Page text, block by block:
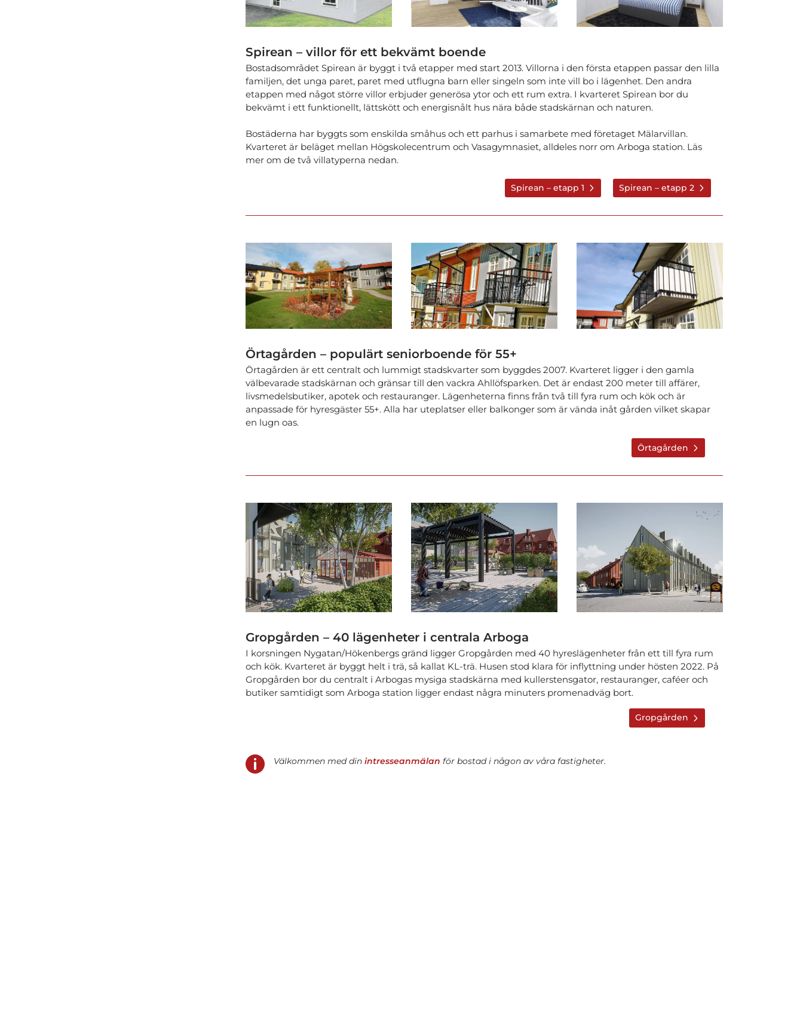
Spirean – villor för ett bekvämt boende
Bostadsområdet Spirean är byggt i två etapper med start 2013. Villorna i den första etappen passar den lilla
familjen, det unga paret, paret med utflugna barn eller singeln som inte vill bo i lägenhet. Den andra
etappen med något större villor erbjuder generösa ytor och ett rum extra. I kvarteret Spirean bor du
bekvämt i ett funktionellt, lättskött och energisnålt hus nära både stadskärnan och naturen.
Bostäderna har byggts som enskilda småhus och ett parhus i samarbete med företaget Mälarvillan.
Kvarteret är beläget mellan Högskolecentrum och Vasagymnasiet, alldeles norr om Arboga station. Läs
mer om de två villatyperna nedan.
Spirean – etapp 2
Spirean – etapp 1
Örtagården – populärt seniorboende för 55+
Örtagården är ett centralt och lummigt stadskvarter som byggdes 2007. Kvarteret ligger i den gamla
välbevarade stadskärnan och gränsar till den vackra Ahllöfsparken. Det är endast 200 meter till affärer,
livsmedelsbutiker, apotek och restauranger. Lägenheterna finns från två till fyra rum och kök och är
anpassade för hyresgäster 55+. Alla har uteplatser eller balkonger som är vända inåt gården vilket skapar
en lugn oas.
Örtagården
Gropgården – 40 lägenheter i centrala Arboga
I korsningen Nygatan/Hökenbergs gränd ligger Gropgården med 40 hyreslägenheter från ett till fyra rum
och kök. Kvarteret är byggt helt i trä, så kallat KL-trä. Husen stod klara för inflyttning under hösten 2022. På
Gropgården bor du centralt i Arbogas mysiga stadskärna med kullerstensgator, restauranger, caféer och
butiker samtidigt som Arboga station ligger endast några minuters promenadväg bort.
Gropgården
 Välkommen med dinintresseanmälan för bostad i någon av våra fastigheter.